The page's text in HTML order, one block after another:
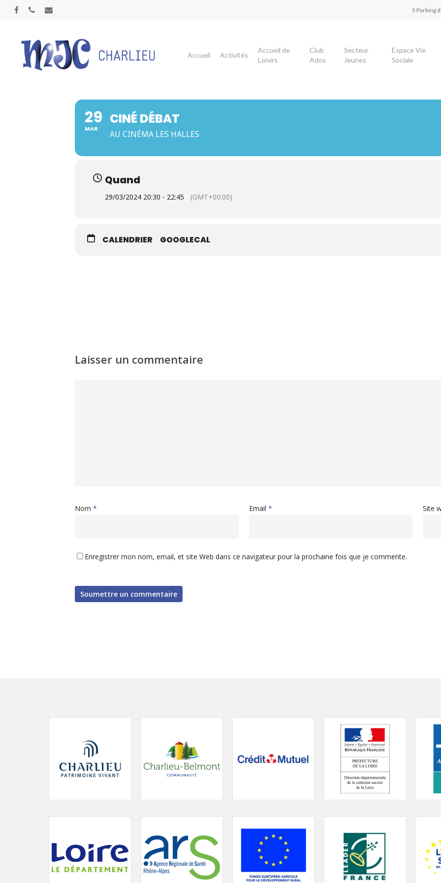
5 Parking
Appuyez sur Entrée pour une recherche ou ESC pour fermer.
Accueil Activités
Accueil de
Loisirs
Club
Ados
Secteur
Jeunes
Espace Vie
Sociale
29
MAR
CINÉ DÉBAT
AU CINÉMA LES HALLES
Quand
29/03/2024 20:30 - 22:45 (GMT+00:00)
CALENDRIER GOOGLECAL
Laisser un commentaire
Nom * Email * Site
Enregistrer mon nom, email, et site Web dans ce navigateur pour la prochaine fois que je commente.
Panneau de gestion des cookies